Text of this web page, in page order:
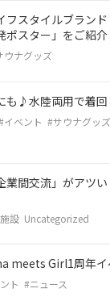
フスタイルブラン
ポスター」をご紹介
ウナグッズ
も♪水陸両用で着
イベント #サウナグッズ
間交流」がアツ
設 Uncategorized
meets Girl1周年
ト #ニュース